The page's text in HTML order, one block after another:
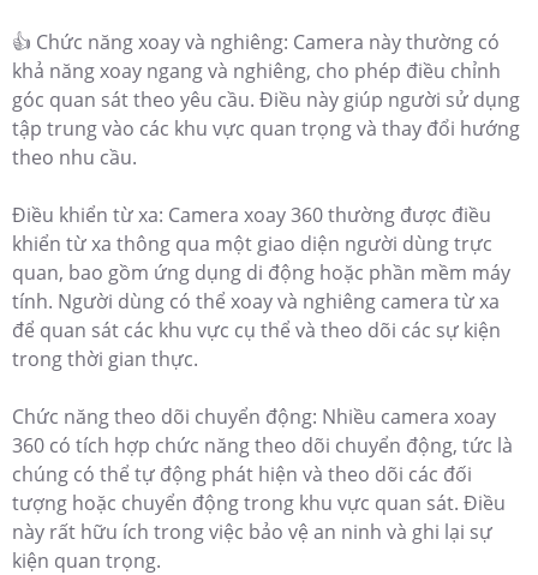
👍 Chức năng xoay và nghiêng: Camera này thường có
khả năng xoay ngang và nghiêng, cho phép điều chỉnh
góc quan sát theo yêu cầu. Điều này giúp người sử dụng
tập trung vào các khu vực quan trọng và thay đổi hướng
theo nhu cầu.
Điều khiển từ xa: Camera xoay 360 thường được điều
khiển từ xa thông qua một giao diện người dùng trực
quan, bao gồm ứng dụng di động hoặc phần mềm máy
tính. Người dùng có thể xoay và nghiêng camera từ xa
để quan sát các khu vực cụ thể và theo dõi các sự kiện
trong thời gian thực.
Chức năng theo dõi chuyển động: Nhiều camera xoay
360 có tích hợp chức năng theo dõi chuyển động, tức là
chúng có thể tự động phát hiện và theo dõi các đối
tượng hoặc chuyển động trong khu vực quan sát. Điều
này rất hữu ích trong việc bảo vệ an ninh và ghi lại sự
kiện quan trọng.